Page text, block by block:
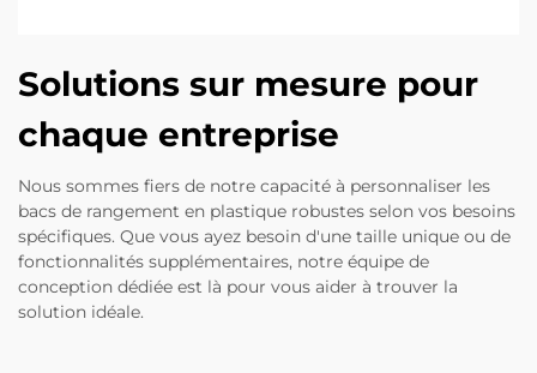
Solutions sur mesure pour
chaque entreprise
Nous sommes fiers de notre capacité à personnaliser les
bacs de rangement en plastique robustes selon vos besoins
spécifiques. Que vous ayez besoin d'une taille unique ou de
fonctionnalités supplémentaires, notre équipe de
conception dédiée est là pour vous aider à trouver la
solution idéale.